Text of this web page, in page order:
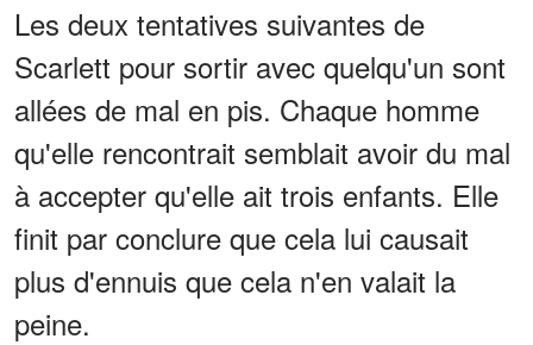
Les deux tentatives suivantes de
Scarlett pour sortir avec quelqu'un sont
allées de mal en pis. Chaque homme
qu'elle rencontrait semblait avoir du mal
à accepter qu'elle ait trois enfants. Elle
finit par conclure que cela lui causait
plus d'ennuis que cela n'en valait la
peine.